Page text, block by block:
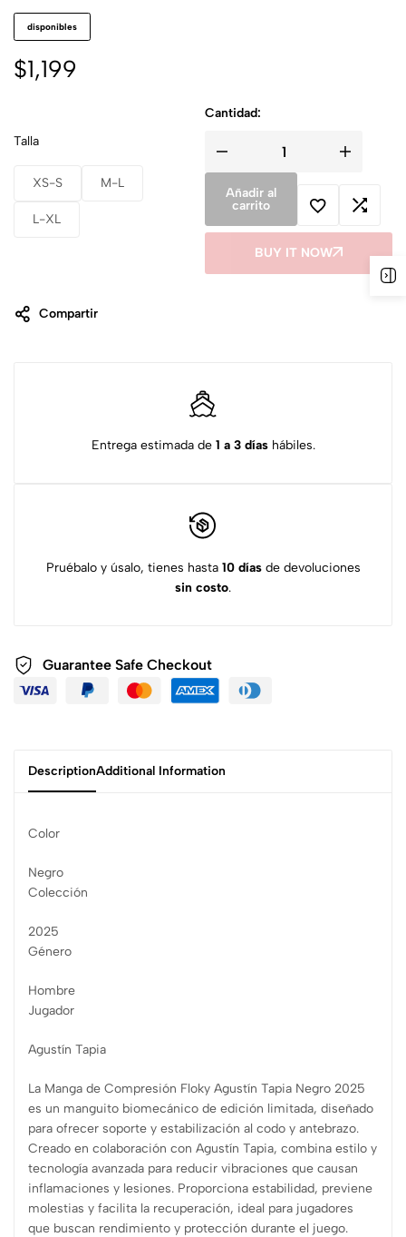
disponibles
$1,199
Talla
XS-S M-L
L-XL
Cantidad:
Añadir al
carrito
BUY IT NOW
Compartir
Entrega estimada de 1 a 3 díashábiles.
Pruébalo y úsalo, tienes hasta 10 díasde devoluciones
sin costo.
Guarantee Safe Checkout
DescriptionAdditional Information
Color
Negro
Colección
2025
Género
Hombre
Jugador
Agustín Tapia
La Manga de Compresión Floky Agustín Tapia Negro 2025
es un manguito biomecánico de edición limitada, diseñado
para ofrecer soporte y estabilización al codo y antebrazo.
Creado en colaboración con Agustín Tapia, combina estilo y
tecnología avanzada para reducir vibraciones que causan
inflamaciones y lesiones. Proporciona estabilidad, previene
molestias y facilita la recuperación, ideal para jugadores
que buscan rendimiento y protección durante el juego.